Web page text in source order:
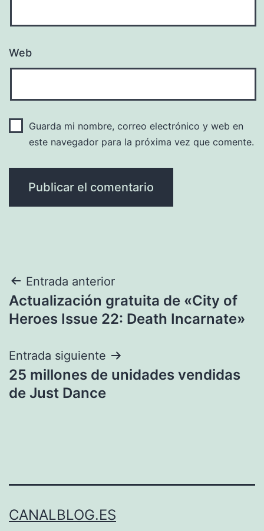
Web
Guarda mi nombre, correo electrónico y web en
este navegador para la próxima vez que comente.
Navegación
de
Entrada anterior
Actualización gratuita de «City of
Heroes Issue 22: Death Incarnate»
Entrada siguiente
25 millones de unidades vendidas
de Just Dance
CANALBLOG.ES